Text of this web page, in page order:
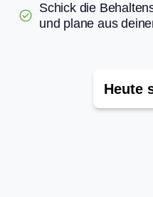
Schick die
und plane aus
Heute